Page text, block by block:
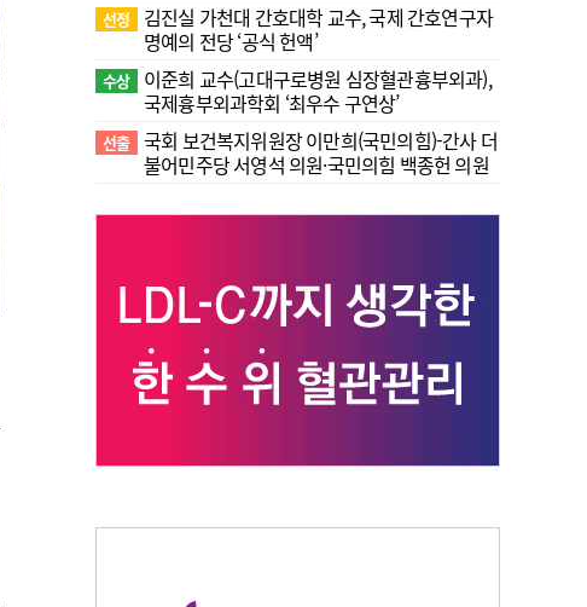
선정
김진실 가천대 간호대학 교수, 국제 간호연구자
명예의 전당 ‘공식 헌액’
수상
이준희 교수(고대구로병원 심장혈관흉부외과),
국제흉부외과학회 ‘최우수 구연상’
선출 국회 보건복지위원장 이만희(국민의힘)-간사 더
불어민주당 서영석 의원·국민의힘 백종헌 의원